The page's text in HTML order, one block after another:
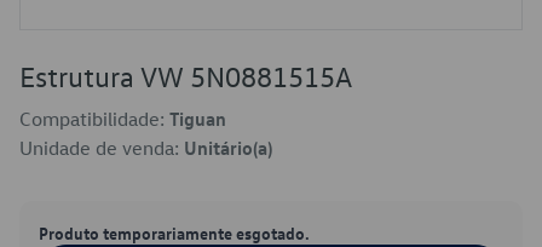
Estrutura VW 5N0881515A
Compatibilidade: Tiguan
Unidade de venda: Unitário(a)
Produto temporariamente esgotado.